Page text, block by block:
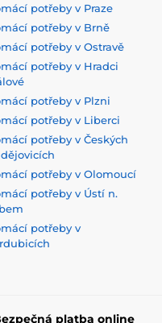
potřeby v Praze
potřeby v Brně
potřeby v Ostravě
potřeby v Hradci
potřeby v Plzni
potřeby v Liberci
potřeby v Českých
potřeby v Olomoucí
potřeby v Ústí n.
potřeby v
platba online